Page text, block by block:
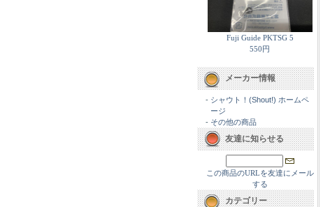
Fuji Guide PKTSG 5
550円
メーカー情報
- シャウト！(Shout!) ホームペ
ージ
- その他の商品
友達に知らせる
この商品のURLを友達にメール
する
カテゴリー